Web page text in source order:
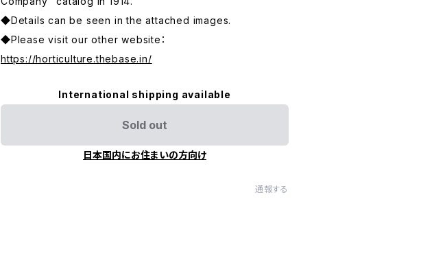
◆Details can be seen in the attached images.
◆Please visit our other website：
https://horticulture.thebase.in/
International shipping available
Sold out
日本国内にお住まいの方向け
通報する